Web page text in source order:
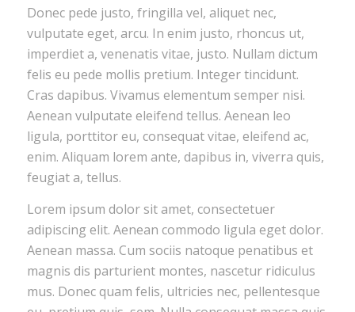
Donec pede justo, fringilla vel, aliquet nec,
vulputate eget, arcu. In enim justo, rhoncus ut,
imperdiet a, venenatis vitae, justo. Nullam dictum
felis eu pede mollis pretium. Integer tincidunt.
Cras dapibus. Vivamus elementum semper nisi.
Aenean vulputate eleifend tellus. Aenean leo
ligula, porttitor eu, consequat vitae, eleifend ac,
enim. Aliquam lorem ante, dapibus in, viverra quis,
feugiat a, tellus.
Lorem ipsum dolor sit amet, consectetuer
adipiscing elit. Aenean commodo ligula eget dolor.
Aenean massa. Cum sociis natoque penatibus et
magnis dis parturient montes, nascetur ridiculus
mus. Donec quam felis, ultricies nec, pellentesque